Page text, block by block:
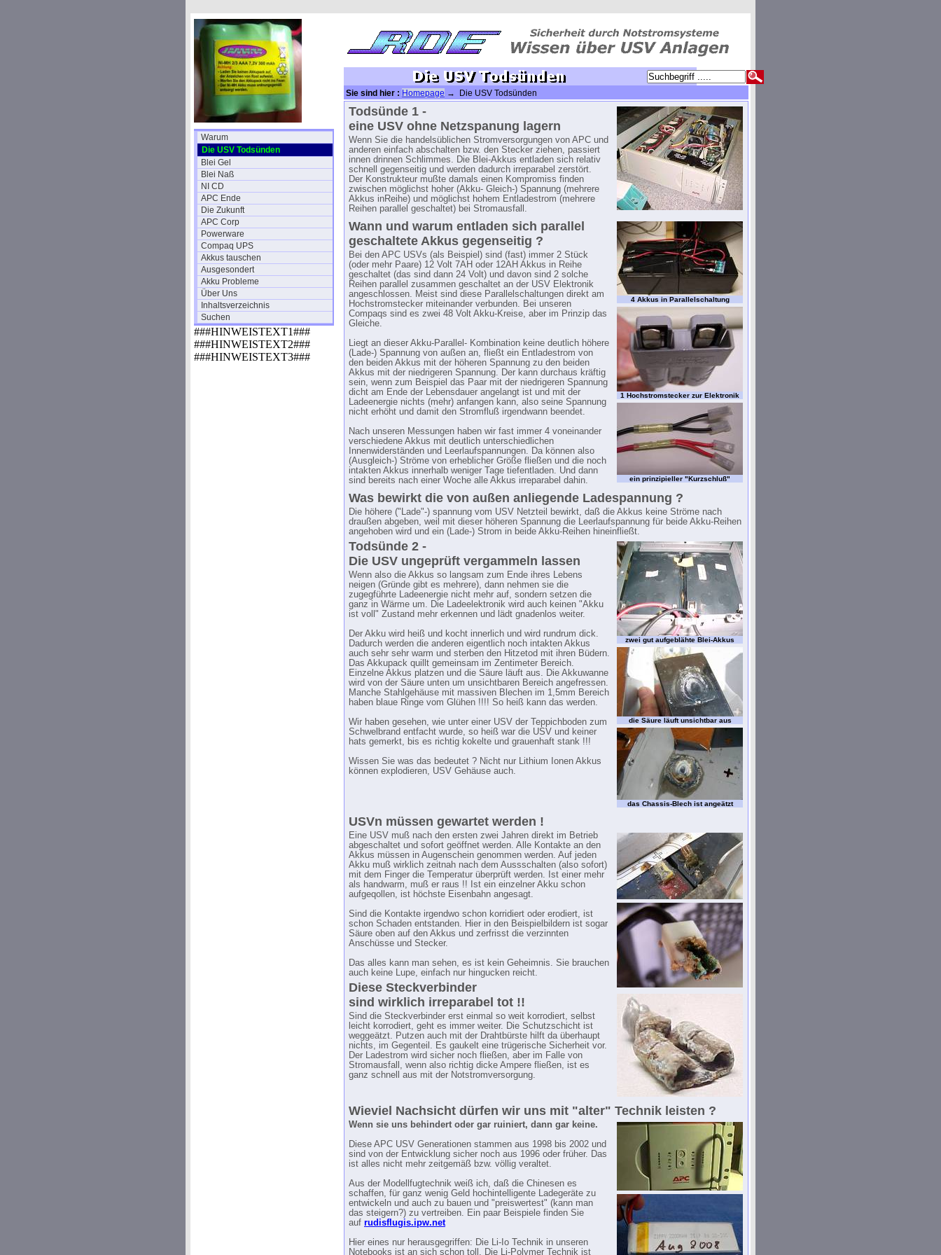
Warum
Die USV Todsünden
Blei Gel
Blei Naß
NI CD
APC Ende
Die Zukunft
APC Corp
Powerware
Compaq UPS
Akkus tauschen
Ausgesondert
Akku Probleme
Über Uns
Inhaltsverzeichnis
Suchen
###HINWEISTEXT1###
###HINWEISTEXT2###
###HINWEISTEXT3###
Sie sind hier : Homepage → Die USV Todsünden
Todsünde 1 -
eine USV ohne Netzspanung lagern
Wenn Sie die handelsüblichen Stromversorgungen von APC und
anderen einfach abschalten bzw. den Stecker ziehen, passiert
innen drinnen Schlimmes. Die Blei-Akkus entladen sich relativ
schnell gegenseitig und werden dadurch irreparabel zerstört.
Der Konstrukteur mußte damals einen Kompromiss finden
zwischen möglichst hoher (Akku- Gleich-) Spannung (mehrere
Akkus inReihe) und möglichst hohem Entladestrom (mehrere
Reihen parallel geschaltet) bei Stromausfall.
4 Akkus in Parallelschaltung
1 Hochstromstecker zur Elektronik
ein prinzipieller "Kurzschluß"
Wann und warum entladen sich parallel
geschaltete Akkus gegenseitig ?
Bei den APC USVs (als Beispiel) sind (fast) immer 2 Stück
(oder mehr Paare) 12 Volt 7AH oder 12AH Akkus in Reihe
geschaltet (das sind dann 24 Volt) und davon sind 2 solche
Reihen parallel zusammen geschaltet an der USV Elektronik
angeschlossen. Meist sind diese Parallelschaltungen direkt am
Hochstromstecker miteinander verbunden. Bei unseren
Compaqs sind es zwei 48 Volt Akku-Kreise, aber im Prinzip das
Gleiche.
Liegt an dieser Akku-Parallel- Kombination keine deutlich höhere
(Lade-) Spannung von außen an, fließt ein Entladestrom von
den beiden Akkus mit der höheren Spannung zu den beiden
Akkus mit der niedrigeren Spannung. Der kann durchaus kräftig
sein, wenn zum Beispiel das Paar mit der niedrigeren Spannung
dicht am Ende der Lebensdauer angelangt ist und mit der
Ladeenergie nichts (mehr) anfangen kann, also seine Spannung
nicht erhöht und damit den Stromfluß irgendwann beendet.
Nach unseren Messungen haben wir fast immer 4 voneinander
verschiedene Akkus mit deutlich unterschiedlichen
Innenwiderständen und Leerlaufspannungen. Da können also
(Ausgleich-) Ströme von erheblicher Größe fließen und die noch
intakten Akkus innerhalb weniger Tage tiefentladen. Und dann
sind bereits nach einer Woche alle Akkus irreparabel dahin.
Was bewirkt die von außen anliegende Ladespannung ?
Die höhere ("Lade"-) spannung vom USV Netzteil bewirkt, daß die Akkus keine Ströme nach
draußen abgeben, weil mit dieser höheren Spannung die Leerlaufspannung für beide Akku-Reihen
angehoben wird und ein (Lade-) Strom in beide Akku-Reihen hineinfließt.
zwei gut aufgeblähte Blei-Akkus
die Säure läuft unsichtbar aus
das Chassis-Blech ist angeätzt
Todsünde 2 -
Die USV ungeprüft vergammeln lassen
Wenn also die Akkus so langsam zum Ende ihres Lebens
neigen (Gründe gibt es mehrere), dann nehmen sie die
zugegführte Ladeenergie nicht mehr auf, sondern setzen die
ganz in Wärme um. Die Ladeelektronik wird auch keinen "Akku
ist voll" Zustand mehr erkennen und lädt gnadenlos weiter.
Der Akku wird heiß und kocht innerlich und wird rundrum dick.
Dadurch werden die anderen eigentlich noch intakten Akkus
auch sehr sehr warm und sterben den Hitzetod mit ihren Büdern.
Das Akkupack quillt gemeinsam im Zentimeter Bereich.
Einzelne Akkus platzen und die Säure läuft aus. Die Akkuwanne
wird von der Säure unten um unsichtbaren Bereich angefressen.
Manche Stahlgehäuse mit massiven Blechen im 1,5mm Bereich
haben blaue Ringe vom Glühen !!!! So heiß kann das werden.
Wir haben gesehen, wie unter einer USV der Teppichboden zum
Schwelbrand entfacht wurde, so heiß war die USV und keiner
hats gemerkt, bis es richtig kokelte und grauenhaft stank !!!
Wissen Sie was das bedeutet ? Nicht nur Lithium Ionen Akkus
können explodieren, USV Gehäuse auch.
USVn müssen gewartet werden !
Eine USV muß nach den ersten zwei Jahren direkt im Betrieb
abgeschaltet und sofort geöffnet werden. Alle Kontakte an den
Akkus müssen in Augenschein genommen werden. Auf jeden
Akku muß wirklich zeitnah nach dem Aussschalten (also sofort)
mit dem Finger die Temperatur überprüft werden. Ist einer mehr
als handwarm, muß er raus !! Ist ein einzelner Akku schon
aufgeqollen, ist höchste Eisenbahn angesagt.
Sind die Kontakte irgendwo schon korridiert oder erodiert, ist
schon Schaden entstanden. Hier in den Beispielbildern ist sogar
Säure oben auf den Akkus und zerfrisst die verzinnten
Anschüsse und Stecker.
Das alles kann man sehen, es ist kein Geheimnis. Sie brauchen
auch keine Lupe, einfach nur hingucken reicht.
Diese Steckverbinder
sind wirklich irreparabel tot !!
Sind die Steckverbinder erst einmal so weit korrodiert, selbst
leicht korrodiert, geht es immer weiter. Die Schutzschicht ist
weggeätzt. Putzen auch mit der Drahtbürste hilft da überhaupt
nichts, im Gegenteil. Es gaukelt eine trügerische Sicherheit vor.
Der Ladestrom wird sicher noch fließen, aber im Falle von
Stromausfall, wenn also richtig dicke Ampere fließen, ist es
ganz schnell aus mit der Notstromversorgung.
Wieviel Nachsicht dürfen wir uns mit "alter" Technik leisten ?
Wenn sie uns behindert oder gar ruiniert, dann gar keine.
Diese APC USV Generationen stammen aus 1998 bis 2002 und
sind von der Entwicklung sicher noch aus 1996 oder früher. Das
ist alles nicht mehr zeitgemäß bzw. völlig veraltet.
Aus der Modellfugtechnik weiß ich, daß die Chinesen es
schaffen, für ganz wenig Geld hochintelligente Ladegeräte zu
entwickeln und auch zu bauen und "preiswertest" (kann man
das steigern?) zu vertreiben. Ein paar Beispiele finden Sie
auf rudisflugis.ipw.net
Hier eines nur herausgegriffen: Die Li-Io Technik in unseren
Notebooks ist an sich schon toll. Die Li-Polymer Technik ist